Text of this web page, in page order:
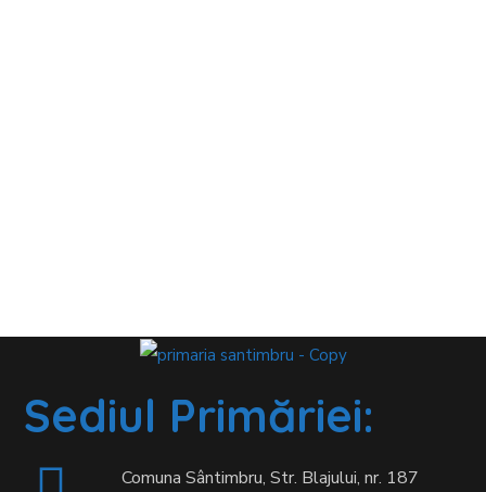
Sediul Primăriei:
Comuna Sântimbru, Str. Blajului, nr. 187